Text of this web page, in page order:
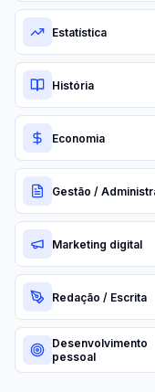
Estatística
História
Economia
Gestão /
Marketing digital
Redação / Escrita
Desenvolvimento
pessoal